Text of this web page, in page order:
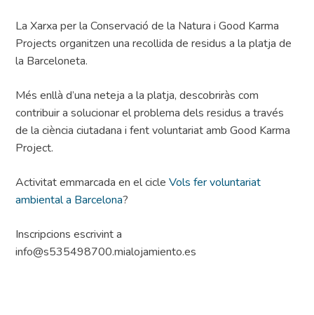
La Xarxa per la Conservació de la Natura i Good Karma
Projects organitzen una recollida de residus a la platja de
la Barceloneta.
Més enllà d’una neteja a la platja, descobriràs com
contribuir a solucionar el problema dels residus a través
de la ciència ciutadana i fent voluntariat amb Good Karma
Project.
Activitat emmarcada en el cicleVols fer voluntariat
ambiental a Barcelona?
Inscripcions escrivint a
info@s535498700.mialojamiento.es